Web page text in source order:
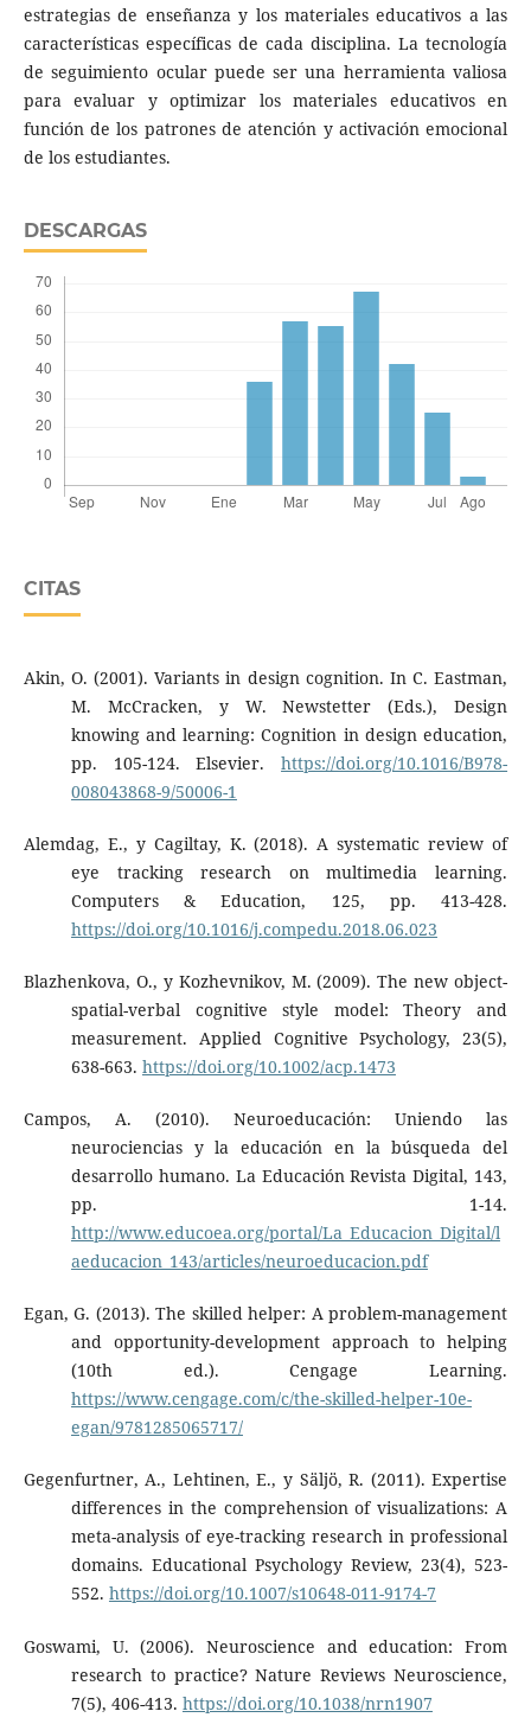
estrategias de enseñanza y los materiales educativos a las
características específicas de cada disciplina. La tecnología
de seguimiento ocular puede ser una herramienta valiosa
para evaluar y optimizar los materiales educativos en
función de los patrones de atención y activación emocional
de los estudiantes.
DESCARGAS
CITAS
Akin, O. (2001). Variants in design cognition. In C. Eastman,
M. McCracken, y W. Newstetter (Eds.), Design
knowing and learning: Cognition in design education,
pp. 105-124. Elsevier.https://doi.org/10.1016/B978-
008043868-9/50006-1
Alemdag, E., y Cagiltay, K. (2018). A systematic review of
eye tracking research on multimedia learning.
Computers & Education, 125, pp. 413-428.
https://doi.org/10.1016/j.compedu.2018.06.023
Blazhenkova, O., y Kozhevnikov, M. (2009). The new object-
spatial-verbal cognitive style model: Theory and
measurement. Applied Cognitive Psychology, 23(5),
638-663. https://doi.org/10.1002/acp.1473
Campos, A. (2010). Neuroeducación: Uniendo las
neurociencias y la educación en la búsqueda del
desarrollo humano. La Educación Revista Digital, 143,
pp. 1-14.
http://www.educoea.org/portal/La_Educacion_Digital/l
aeducacion_143/articles/neuroeducacion.pdf
Egan, G. (2013). The skilled helper: A problem-management
and opportunity-development approach to helping
(10th ed.). Cengage Learning.
https://www.cengage.com/c/the-skilled-helper-10e-
egan/9781285065717/
Gegenfurtner, A., Lehtinen, E., y Säljö, R. (2011). Expertise
differences in the comprehension of visualizations: A
meta-analysis of eye-tracking research in professional
domains. Educational Psychology Review, 23(4), 523-
552. https://doi.org/10.1007/s10648-011-9174-7
Goswami, U. (2006). Neuroscience and education: From
research to practice? Nature Reviews Neuroscience,
7(5), 406-413. https://doi.org/10.1038/nrn1907